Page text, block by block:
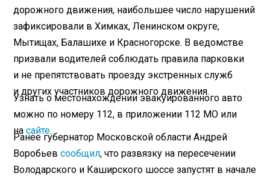
дорожного движения, наибольшее число нарушений
зафиксировали в Химках, Ленинском округе,
Мытищах, Балашихе и Красногорске. В ведомстве
призвали водителей соблюдать правила парковки
и не препятствовать проезду экстренных служб
и других участников дорожного движения.
Узнать о местонахождении эвакуированного авто
можно по номеру 112, в приложении 112 МО или
насайте.
Ранее губернатор Московской области Андрей
Воробьевсообщил, что развязку на пересечении
Володарского и Каширского шоссе запустят в начале